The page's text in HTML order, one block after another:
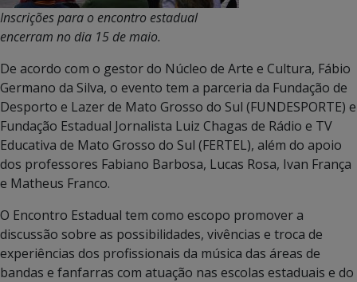
Inscrições para o encontro estadual
encerram no dia 15 de maio.
De acordo com o gestor do Núcleo de Arte e Cultura, Fábio
Germano da Silva, o evento tem a parceria da Fundação de
Desporto e Lazer de Mato Grosso do Sul (FUNDESPORTE) e
Fundação Estadual Jornalista Luiz Chagas de Rádio e TV
Educativa de Mato Grosso do Sul (FERTEL), além do apoio
dos professores Fabiano Barbosa, Lucas Rosa, Ivan França
e Matheus Franco.
O Encontro Estadual tem como escopo promover a
discussão sobre as possibilidades, vivências e troca de
experiências dos profissionais da música das áreas de
bandas e fanfarras com atuação nas escolas estaduais e do